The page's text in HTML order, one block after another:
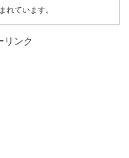
れています。
リンク